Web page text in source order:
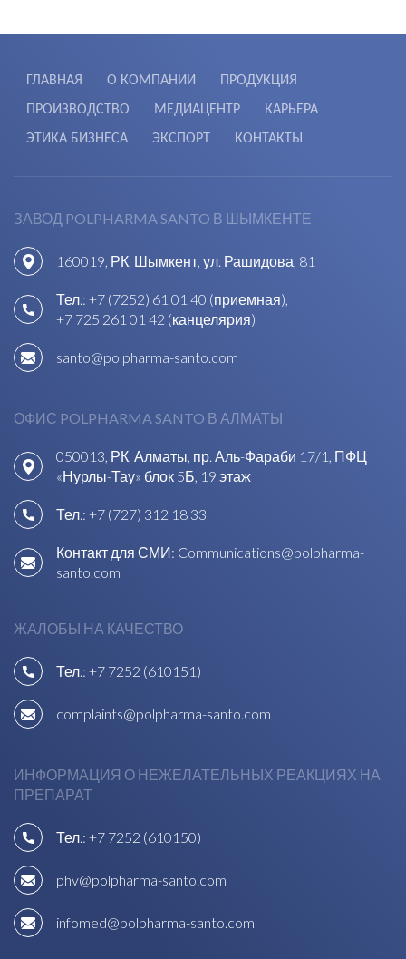
ГЛАВНАЯ О КОМПАНИИ
ПРОДУКЦИЯ
ПРОИЗВОДСТВО
МЕДИАЦЕНТР
КАРЬЕРА
ЭТИКА БИЗНЕСА
ЭКСПОРТ КОНТАКТЫ
ЗАВОД POLPHARMA SANTO В ШЫМКЕНТЕ
160019, РК, Шымкент, ул. Рашидова, 81
Тел.: +7 (7252) 61 01 40 (приемная),
+7 725 261 01 42 (канцелярия)
santo@polpharma-santo.com
ОФИС POLPHARMA SANTO В АЛМАТЫ
050013, РК, Алматы, пр. Аль-Фараби 17/1, ПФЦ
«Нурлы-Тау» блок 5Б, 19 этаж
Тел.: +7 (727) 312 18 33
Контакт для СМИ: Communications@polpharma-
santo.com
ЖАЛОБЫ НА КАЧЕСТВО
Тел.: +7 7252 (610151)
complaints@polpharma-santo.com
ИНФОРМАЦИЯ О НЕЖЕЛАТЕЛЬНЫХ РЕАКЦИЯХ НА
ПРЕПАРАТ
Тел.: +7 7252 (610150)
phv@polpharma-santo.com
infomed@polpharma-santo.com